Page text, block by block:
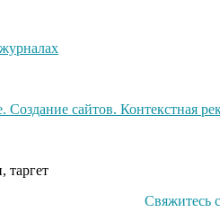
таргет
Свяжитесь